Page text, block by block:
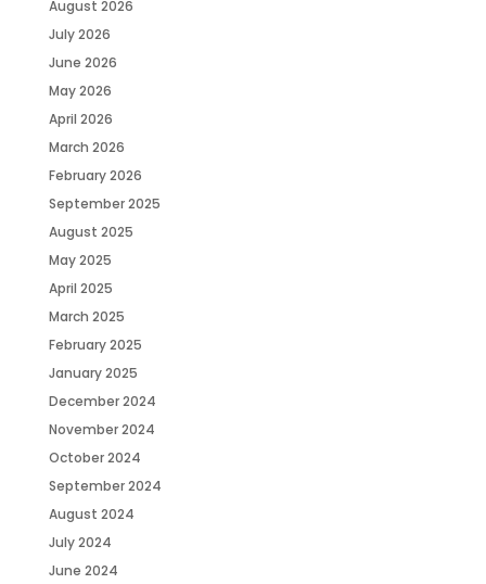
August 2026
July 2026
June 2026
May 2026
April 2026
March 2026
February 2026
September 2025
August 2025
May 2025
April 2025
March 2025
February 2025
January 2025
December 2024
November 2024
October 2024
September 2024
August 2024
July 2024
June 2024